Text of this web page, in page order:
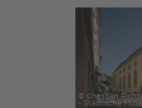
© Christian
- Städtische